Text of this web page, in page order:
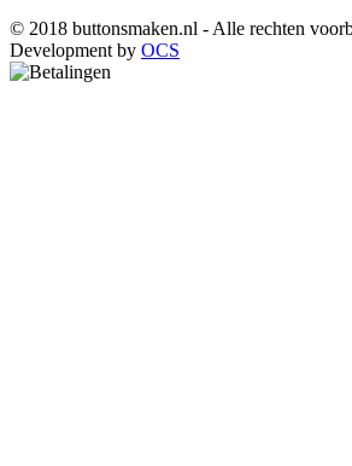
© 2018 buttonsmaken.nl - Alle rechten
Development by OCS